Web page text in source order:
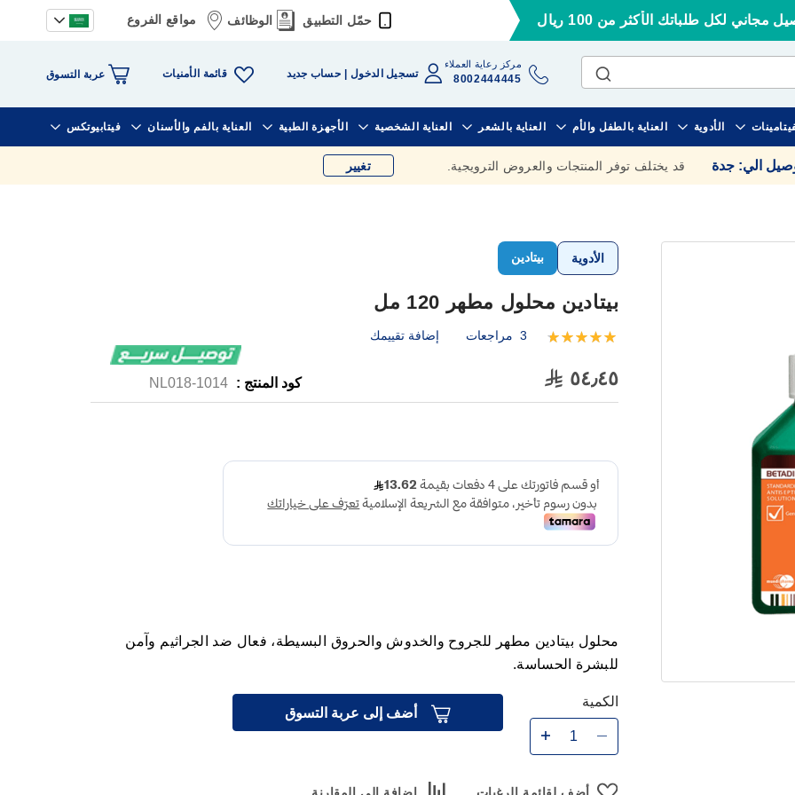
مجاني لكل طلباتك الأكثر من 100 ريال حمّل التطبيق الوظائف مواقع الفروع
مركز رعاية العملاء
8002444445 تسجيل الدخول حساب جديد قائمة الأمنيات عربة التسوق
الأدوية العناية بالطفل والأم العناية بالشعر العناية الشخصية الأجهزة الطبية العناية بالفم والأسنان فيتابيوتكس
الي: جدة قد يختلف توفر المنتجات والعروض الترويجية. تغيير
الأدوية بيتادين
بيتادين محلول مطهر 120 مل
تقييم:
3 مراجعات إضافة تقييمك
٥٤٫٤٥ كود المنتج : 1014-NL018
محلول بيتادين مطهر للجروح والخدوش والحروق البسيطة، فعال ضد الجراثيم وآمن
للبشرة الحساسة.
الكمية
أضف إلى عربة التسوق